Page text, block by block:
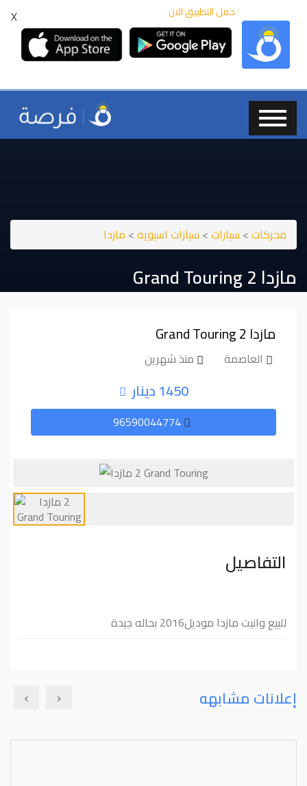
X حمل التطبيق الان
محركات> سيارات> سيارات اسيويه> مازدا
مازدا ⁦2⁩ ⁦Grand Touring⁩
مازدا ⁦2⁩ ⁦Grand Touring⁩
العاصمة منذ شهرين
1450 دينار
التفاصيل
للبيع وانيت مازدا موديل2016 بحاله جيدة
إعلانات مشابهه ‹
›